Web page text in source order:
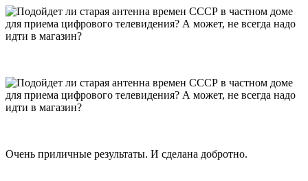
Очень приличные результаты. И сделана добротно.